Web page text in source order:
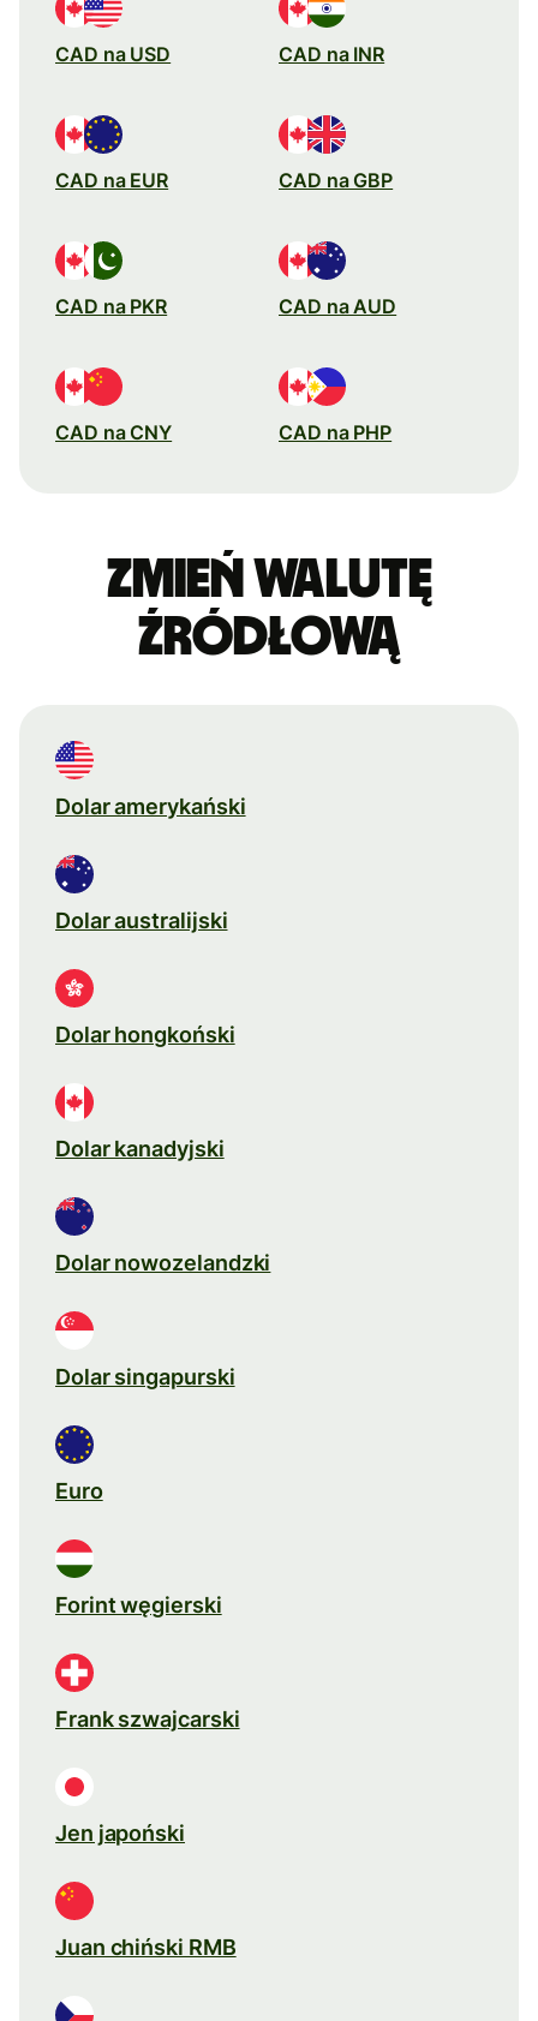
CAD na USD CAD na INR
CAD na EUR CAD na GBP
CAD na PKR CAD na AUD
CAD na CNY CAD na PHP
Zmień walutę
źródłową
Dolar amerykański
Dolar australijski
Dolar hongkoński
Dolar kanadyjski
Dolar nowozelandzki
Dolar singapurski
Euro
Forint węgierski
Frank szwajcarski
Jen japoński
Juan chiński RMB